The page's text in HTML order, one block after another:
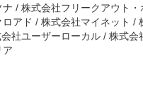
/ 株式会社フリークアウト
アド / 株式会社マイネット /
社ユーザーローカル / 株式
ア